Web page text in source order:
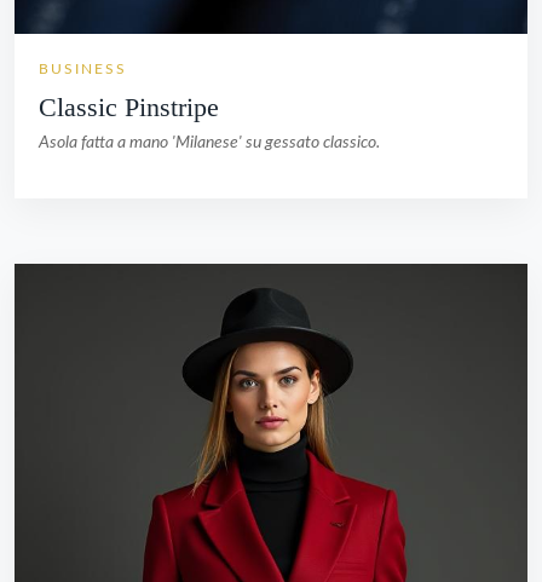
BUSINESS
Classic Pinstripe
Asola fatta a mano 'Milanese' su gessato classico.